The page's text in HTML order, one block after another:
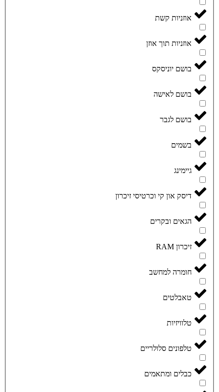
אוזניות קשת
אוזניות תוך אוזן
בושם יוניסקס
בושם לאישה
בושם לגבר
בשמים
גיימינג
דיסק און קי וכרטיסי זיכרון
הגאים ובקרים
זיכרון RAM
חומרה למחשב
טאבלטים
טלוויזיות
טלפונים סלולריים
כבלים ומתאמים